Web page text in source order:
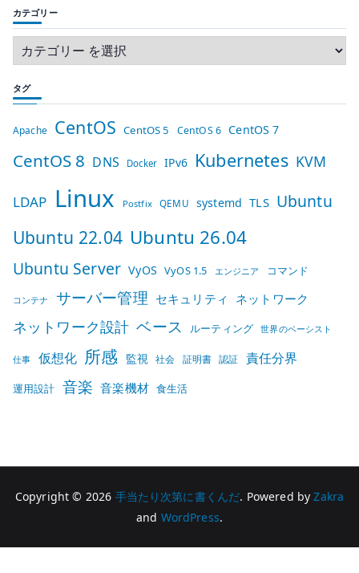
カテゴリー
タグ
Apache CentOS CentOS 5 CentOS 6 CentOS 7
CentOS 8 DNS Docker IPv6 Kubernetes KVM
LDAP Linux Postfix QEMU systemd TLS Ubuntu
Ubuntu 22.04 Ubuntu 26.04
Ubuntu Server VyOS VyOS 1.5 エンジニア コマンド
コンテナ サーバー管理 セキュリティ ネットワーク
ネットワーク設計 ベース ルーティング 世界のベーシスト
仕事 仮想化 所感 監視 社会 証明書 認証 責任分界
運用設計 音楽 音楽機材 食生活
Copyright © 2026 手当たり次第に書くんだ. Powered byZakra
and WordPress.